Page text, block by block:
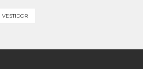
VESTIDOR